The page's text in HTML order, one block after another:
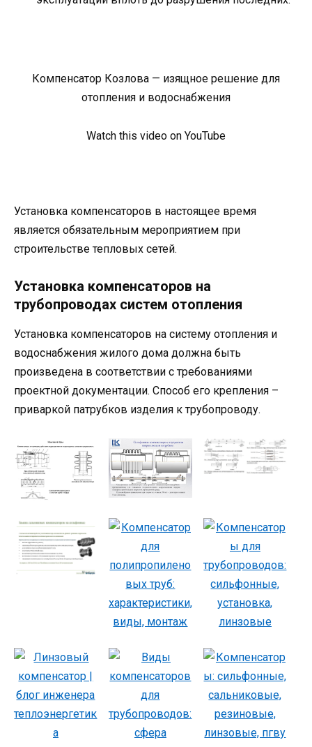
Компенсатор Козлова — изящное решение для
отопления и водоснабжения
Watch this video on YouTube
Установка компенсаторов в настоящее время
является обязательным мероприятием при
строительстве тепловых сетей.
Установка компенсаторов на
трубопроводах систем отопления
Установка компенсаторов на систему отопления и
водоснабжения жилого дома должна быть
произведена в соответствии с требованиями
проектной документации. Способ его крепления –
приваркой патрубков изделия к трубопроводу.